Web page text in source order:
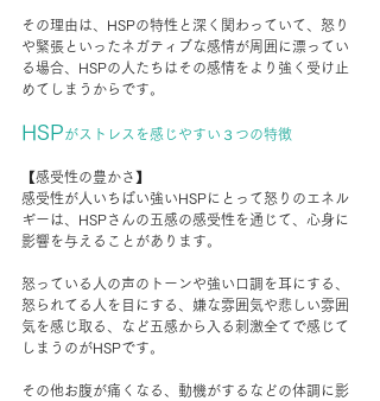
その理由は、HSPの特性と深く関わっていて、怒り
や緊張といったネガティブな感情が周囲に漂ってい
る場合、HSPの人たちはその感情をより強く受け止
めてしまうからです。
HSPがストレスを感じやすい３つの特徴
【感受性の豊かさ】
感受性が人いちばい強いHSPにとって怒りのエネル
ギーは、HSPさんの五感の感受性を通じて、心身に
影響を与えることがあります。
怒っている人の声のトーンや強い口調を耳にする、
怒られてる人を目にする、嫌な雰囲気や悲しい雰囲
気を感じ取る、など五感から入る刺激全てで感じて
しまうのがHSPです。
その他お腹が痛くなる、動機がするなどの体調に影